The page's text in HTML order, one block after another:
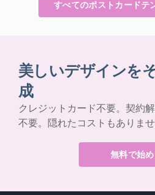
すべてのポストカードテ
美しいデザインを
成
クレジットカード不要。契約
不要。隠れたコストもありませ
無料で始